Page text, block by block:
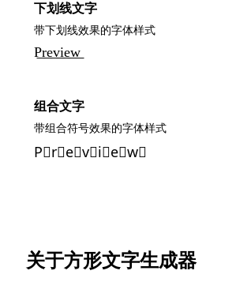
下划线文字
带下划线效果的字体样式
P͟r͟e͟v͟i͟e͟w͟
组合文字
带组合符号效果的字体样式
P⃠r⃠e⃠v⃠i⃠e⃠w⃠
关于方形文字生成器